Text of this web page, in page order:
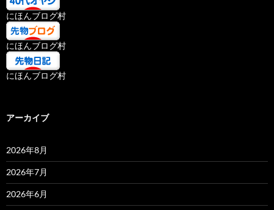
にほんブログ村
にほんブログ村
にほんブログ村
アーカイブ
2026年8月
2026年7月
2026年6月